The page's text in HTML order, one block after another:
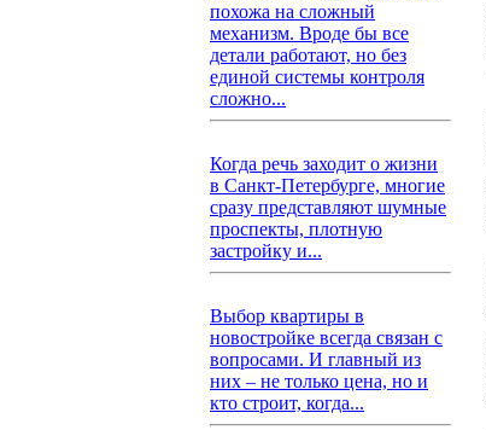
похожа на сложный
механизм. Вроде бы все
детали работают, но без
единой системы контроля
сложно...
Когда речь заходит о жизни
в Санкт-Петербурге, многие
сразу представляют шумные
проспекты, плотную
застройку и...
Выбор квартиры в
новостройке всегда связан с
вопросами. И главный из
них – не только цена, но и
кто строит, когда...